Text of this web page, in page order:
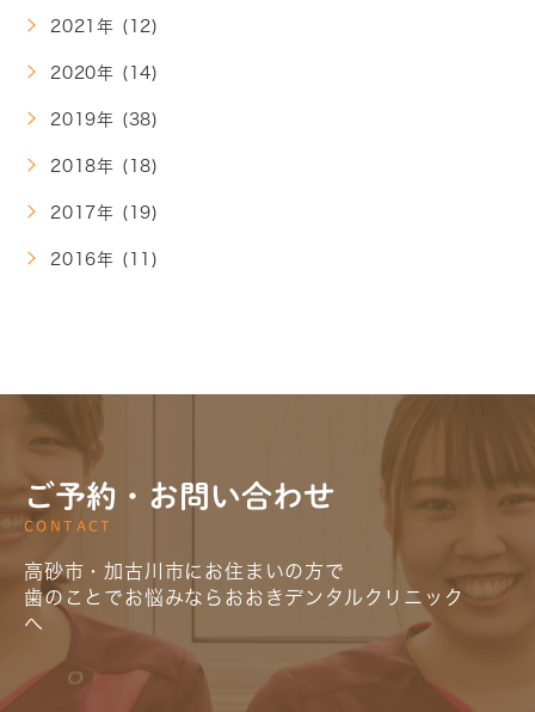
2021年 (12)
2020年 (14)
2019年 (38)
2018年 (18)
2017年 (19)
2016年 (11)
ご予約・お問い合わせ
CONTACT
高砂市・加古川市にお住まいの方で
歯のことでお悩みならおおきデンタルクリニック
へ